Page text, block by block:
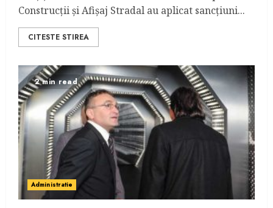
Construcții și Afișaj Stradal au aplicat sancțiuni...
CITESTE STIREA
2 min read
Administratie